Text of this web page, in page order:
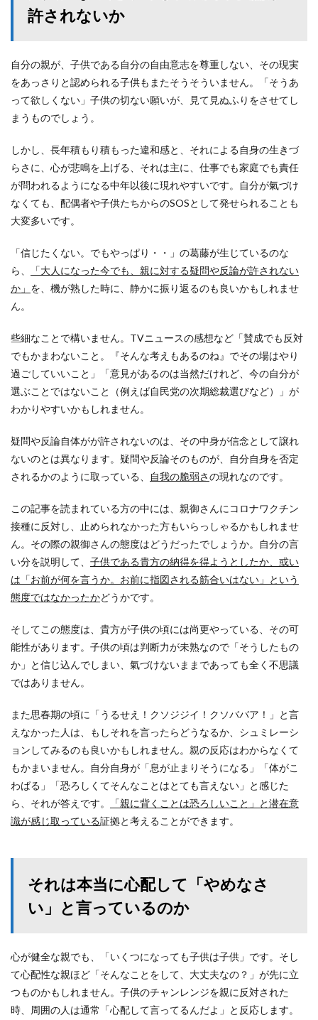
許されないか
自分の親が、子供である自分の自由意志を尊重しない、その現実
をあっさりと認められる子供もまたそうそういません。「そうあ
って欲しくない」子供の切ない願いが、見て見ぬふりをさせてし
まうものでしょう。
しかし、長年積もり積もった違和感と、それによる自身の生きづ
らさに、心が悲鳴を上げる、それは主に、仕事でも家庭でも責任
が問われるようになる中年以後に現れやすいです。自分が氣づけ
なくても、配偶者や子供たちからのSOSとして発せられることも
大変多いです。
「信じたくない。でもやっぱり・・」の葛藤が生じているのな
ら、
「大人になった今でも、親に対する疑問や反論が許されない
か」 を、機が熟した時に、静かに振り返るのも良いかもしれませ
ん。
些細なことで構いません。TVニュースの感想など「賛成でも反対
でもかまわないこと。『そんな考えもあるのね』でその場はやり
過ごしていいこと」「意見があるのは当然だけれど、今の自分が
選ぶことではないこと（例えば自民党の次期総裁選びなど）」が
わかりやすいかもしれません。
疑問や反論自体がが許されないのは、その中身が信念として譲れ
ないのとは異なります。疑問や反論そのものが、自分自身を否定
されるかのように取っている、
自我の脆弱さの現れなのです。
この記事を読まれている方の中には、親御さんにコロナワクチン
接種に反対し、止められなかった方もいらっしゃるかもしれませ
ん。その際の親御さんの態度はどうだったでしょうか。自分の言
い分を説明して、 子供である貴方の納得を得ようとしたか、或い
は「お前が何を言うか。お前に指図される筋合いはない」という
態度ではなかったかどうかです。
そしてこの態度は、貴方が子供の頃には尚更やっている、その可
能性があります。子供の頃は判断力が未熟なので「そうしたもの
か」と信じ込んでしまい、氣づけないままであっても全く不思議
ではありません。
また思春期の頃に「うるせえ！クソジジイ！クソババア！」と言
えなかった人は、もしそれを言ったらどうなるか、シュミレーシ
ョンしてみるのも良いかもしれません。親の反応はわからなくて
もかまいません。自分自身が「息が止まりそうになる」「体がこ
わばる」「恐ろしくてそんなことはとても言えない」と感じた
ら、それが答えです。
「親に背くことは恐ろしいこと」と潜在意
識が感じ取っている証拠と考えることができます。
それは本当に心配して「やめなさ
い」と言っているのか
心が健全な親でも、「いくつになっても子供は子供」です。そし
て心配性な親ほど「そんなことをして、大丈夫なの？」が先に立
つものかもしれません。子供のチャンレンジを親に反対された
時、周囲の人は通常「心配して言ってるんだよ」と反応します。